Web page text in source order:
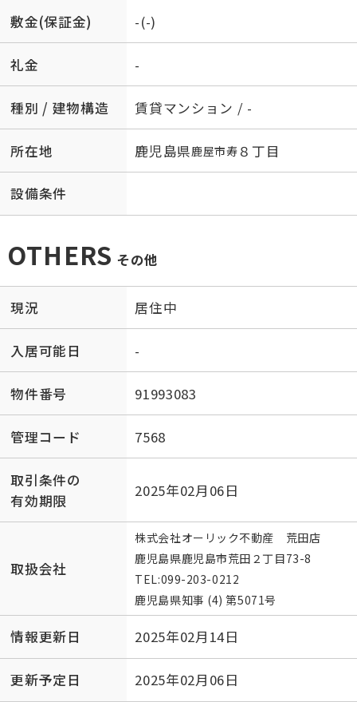
敷金(保証金) -(-)
礼金 -
種別 / 建物構造 賃貸マンション / -
所在地 鹿児島県鹿屋市寿 ８丁目
設備条件
OTHERS その他
現況 居住中
入居可能日 -
物件番号 91993083
管理コード 7568
取引条件の
有効期限
2025年02月06日
取扱会社
株式会社オーリック不動産 荒田店
鹿児島県鹿児島市荒田２丁目73-8
TEL:099-203-0212
鹿児島県知事 (4) 第5071号
情報更新日 2025年02月14日
更新予定日 2025年02月06日